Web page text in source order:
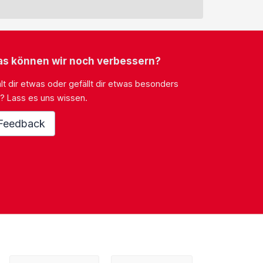
können wir noch verbessern?
dir etwas oder gefällt dir etwas besonders
Lass es uns wissen.